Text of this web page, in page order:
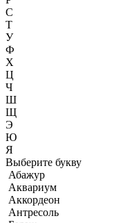
С
Т
У
Ф
Х
Ц
Ч
Ш
Щ
Э
Ю
Я
Выберите букву
Абажур
Аквариум
Аккордеон
Антресоль